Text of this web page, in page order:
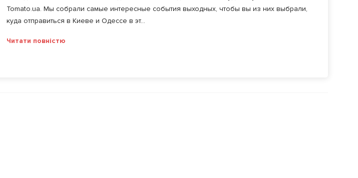
Tomato.ua. Мы собрали самые интересные события выходных, чтобы вы из них выбрали,
куда отправиться в Киеве и Одессе в эт...
Читати повністю